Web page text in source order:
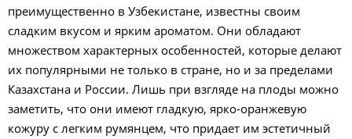
преимущественно в Узбекистане, известны своим
сладким вкусом и ярким ароматом. Они обладают
множеством характерных особенностей, которые делают
их популярными не только в стране, но и за пределами
Казахстана и России. Лишь при взгляде на плоды можно
заметить, что они имеют гладкую, ярко-оранжевую
кожуру с легким румянцем, что придает им эстетичный